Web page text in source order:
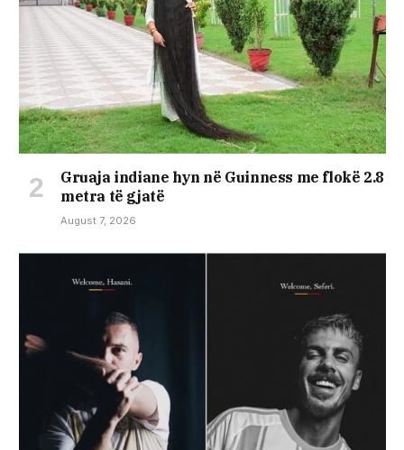
Gruaja indiane hyn në Guinness me flokë 2.8
metra të gjatë
August 7, 2026